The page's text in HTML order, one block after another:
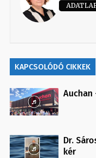
KAPCSOLÓDÓ CIKKEK
Auchan
Dr.
kér